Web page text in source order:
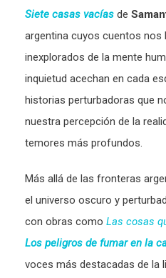
Siete casas vacías de
argentina cuyos cuentos nos
inexplorados de la mente
inquietud acechan en cada
historias perturbadoras que
nuestra percepción de la
temores más profundos.
Más allá de las fronteras
el universo oscuro y
con obras como Las cosas
Los peligros de fumar en la
voces más destacadas de la